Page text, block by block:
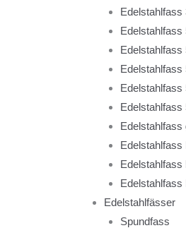
Edelstahlfass
Edelstahlfass
Edelstahlfass
Edelstahlfass
Edelstahlfass
Edelstahlfass
Edelstahlfass
Edelstahlfass
Edelstahlfass
Edelstahlfass
Edelstahlfässer
Spundfass